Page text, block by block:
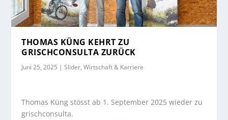
THOMAS KÜNG KEHRT ZU
GRISCHCONSULTA ZURÜCK
Juni 25, 2025 |Slider,Wirtschaft & Karriere
Thomas Küng stösst ab 1. September 2025 wieder zu
grischconsulta.